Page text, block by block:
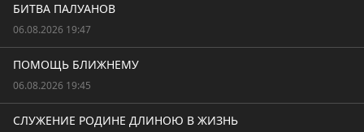
БИТВА ПАЛУАНОВ
06.08.2026 19:47
ПОМОЩЬ БЛИЖНЕМУ
06.08.2026 19:45
СЛУЖЕНИЕ РОДИНЕ ДЛИНОЮ В ЖИЗНЬ